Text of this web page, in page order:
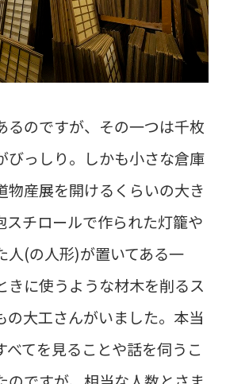
るのですが、その一つは千枚
びっしり。しかも小さな倉庫
物産展を開けるくらいの大き
スチロールで作られた灯籠や
人(の人形)が置いてある一
きに使うような材木を削るス
の大工さんがいました。本当
べてを見ることや話を伺うこ